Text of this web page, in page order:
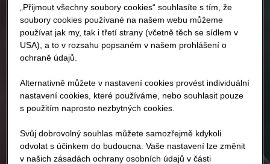
„Přijmout všechny soubory cookies“ souhlasíte s tím, že
soubory cookies používané na našem webu můžeme
používat jak my, tak i třetí strany (včetně těch se sídlem v
USA), a to v rozsahu popsaném v našem prohlášení o
ochraně údajů.
Alternativně můžete v nastavení cookies provést individuální
nastavení cookies, které používáme, nebo souhlasit pouze
s použitím naprosto nezbytných cookies.
Svůj dobrovolný souhlas můžete samozřejmě kdykoli
odvolat s účinkem do budoucna. Vaše nastavení lze změnit
v našich zásadách ochrany osobních údajů v části